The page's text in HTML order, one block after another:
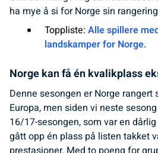
ha mye å si for Norge sin
Toppliste:Alle spillere
landskamper for Norge.
Norge kan få én kvalikplass
Denne sesongen er Norge rangert
Europa, men siden vi neste
16/17-sesongen, som var en
gått opp én plass på listen takket